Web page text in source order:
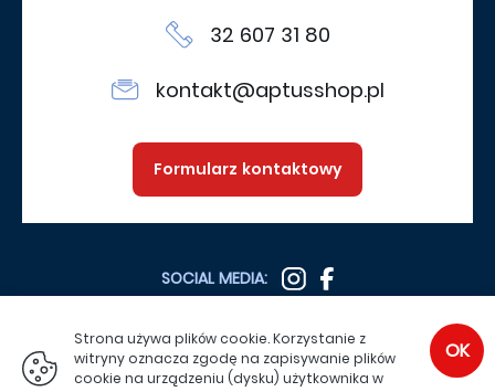
32 607 31 80
kontakt@aptusshop.pl
Formularz kontaktowy
SOCIAL MEDIA:
SPRAWDŹ TEŻ:
OK
Strona używa plików cookie. Korzystanie z
witryny oznacza zgodę na zapisywanie plików
cookie na urządzeniu (dysku) użytkownika w